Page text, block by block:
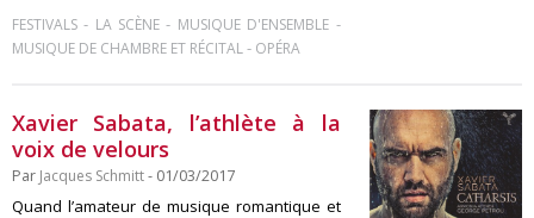
FESTIVALS - LA SCÈNE - MUSIQUE D'ENSEMBLE -
MUSIQUE DE CHAMBRE ET RÉCITAL- OPÉRA
Xavier Sabata, l’athlète à la
voix de velours
Par Jacques Schmitt- 01/03/2017
Quand l’amateur de musique romantique et